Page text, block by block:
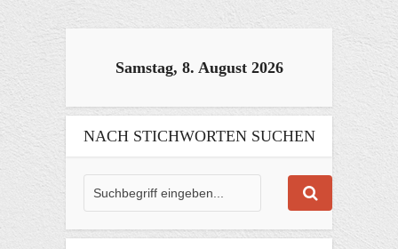
Samstag, 8. August 2026
NACH STICHWORTEN SUCHEN